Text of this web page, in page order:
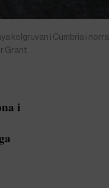
kolgruvan i Cumbria i norra
Grant
i